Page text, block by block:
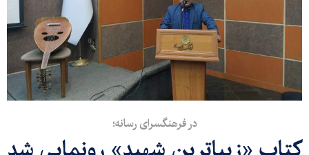
در فرهنگسرای رسانه؛